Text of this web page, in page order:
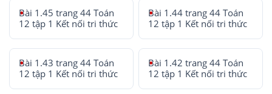
Bài 1.45 trang 44 Toán
12 tập 1 Kết nối tri thức
Bài 1.44 trang 44 Toán
12 tập 1 Kết nối tri thức
Bài 1.43 trang 44 Toán
12 tập 1 Kết nối tri thức
Bài 1.42 trang 44 Toán
12 tập 1 Kết nối tri thức